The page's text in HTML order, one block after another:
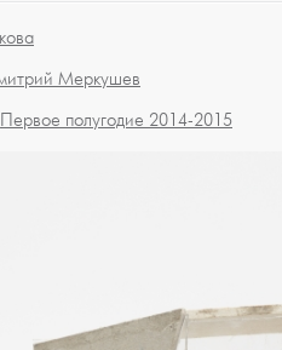
Меркушев
Первое полугодие 2014-2015